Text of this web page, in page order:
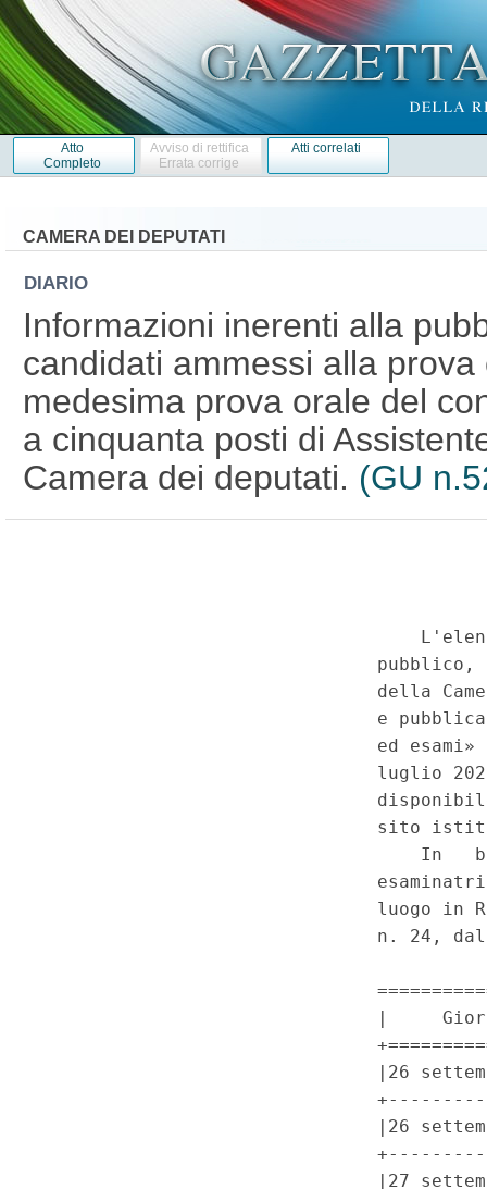
Atto
Completo
Avviso di rettifica
Errata corrige
Atti correlati
CAMERA DEI DEPUTATI
DIARIO
Informazioni inerenti alla
candidati ammessi alla
medesima prova orale del
a cinquanta posti di
Camera dei deputati. (GU